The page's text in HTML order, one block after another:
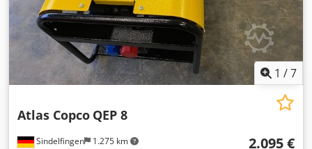
1 /7
Sindelfingen 1.275 km
Atlas Copco QEP 8
2.095 €